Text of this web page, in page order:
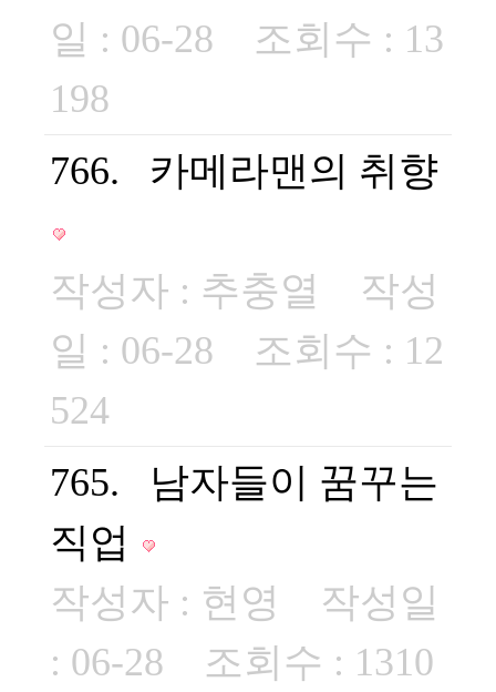
일 : 06-28 조회수 : 13
198
766. 카메라맨의 취향
작성자 : 추충열
작성
일 : 06-28 조회수 : 12
524
765. 남자들이 꿈꾸는
직업
작성자 : 현영
작성일
: 06-28 조회수 : 1310